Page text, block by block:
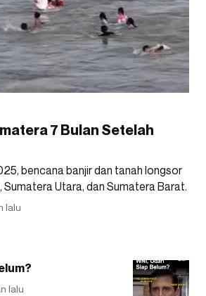
7 Bulan Setelah
bencana banjir dan tanah longsor
Utara, dan Sumatera Barat.
lalu
lalu